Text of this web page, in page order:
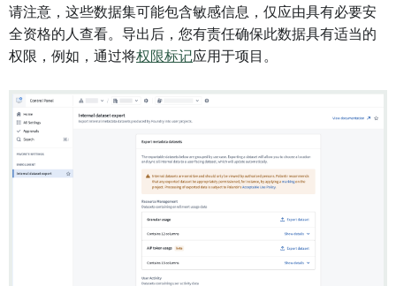
请注意，这些数据集可能包含敏感信息，仅应由具有必要安
全资格的人查看。导出后，您有责任确保此数据具有适当的
权限，例如，通过将权限标记应用于项目。